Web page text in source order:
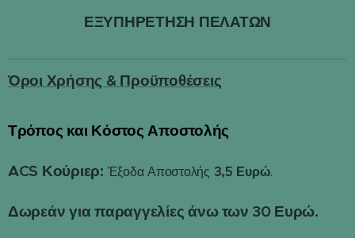
ΕΞΥΠΗΡΕΤΗΣΗ ΠΕΛΑΤΩΝ
Όροι Χρήσης & Προϋποθέσεις
Τρόπος και Κόστος Αποστολής
ACS Κούριερ: Έξοδα Αποστολής 3,5 Ευρώ.
Δωρεάν για παραγγελίες άνω των 30 Ευρώ.